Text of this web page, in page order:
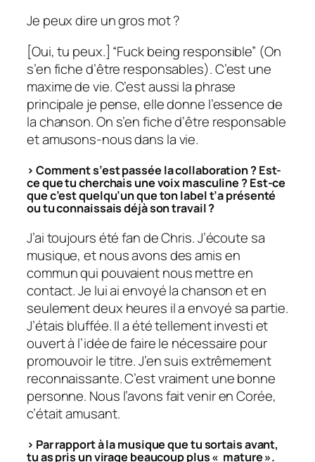
Je peux dire un gros mot ?
[Oui, tu peux.] “Fuck being responsible” (On
s’en fiche d’être responsables). C’est une
maxime de vie. C’est aussi la phrase
principale je pense, elle donne l’essence de
la chanson. On s’en fiche d’être responsable
et amusons-nous dans la vie.
> Comment s’est passée la collaboration ? Est-
ce que tu cherchais une voix masculine ? Est-ce
que c’est quelqu’un que ton label t’a présenté
ou tu connaissais déjà son travail ?
J’ai toujours été fan de Chris. J’écoute sa
musique, et nous avons des amis en
commun qui pouvaient nous mettre en
contact. Je lui ai envoyé la chanson et en
seulement deux heures il a envoyé sa partie.
J’étais bluffée. Il a été tellement investi et
ouvert à l’idée de faire le nécessaire pour
promouvoir le titre. J’en suis extrêmement
reconnaissante. C’est vraiment une bonne
personne. Nous l’avons fait venir en Corée,
c’était amusant.
> Par rapport à la musique que tu sortais avant,
tu as pris un virage beaucoup plus « mature ».